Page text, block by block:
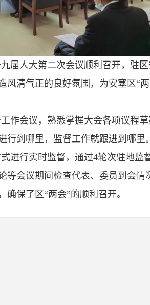
届人大第二次会议顺利召开，驻
清气正的良好氛围，为安塞区“
作会议，熟悉掌握大会各项议程
行到哪里，监督工作就跟进到哪里
进行实时监督，通过4轮次驻地监
等会议期间检查代表、委员到会
保了区“两会”的顺利召开。